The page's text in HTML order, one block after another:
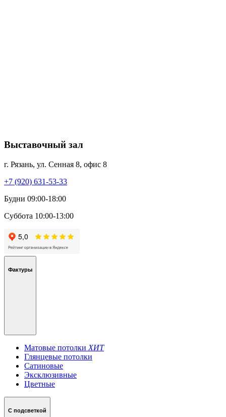
Выставочный зал
г. Рязань, ул. Сенная 8, офис 8
+7 (920) 631-53-33
Будни 09:00-18:00
Суббота 10:00-13:00
Фактуры
Матовые потолки ХИТ
Глянцевые потолки
Сатиновые
Эксклюзивные
Цветные
С подсветкой